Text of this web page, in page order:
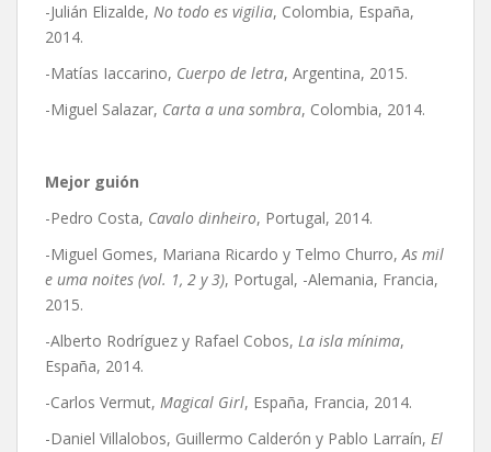
-Julián Elizalde, No todo es vigilia, Colombia, España,
2014.
-Matías Iaccarino, Cuerpo de letra, Argentina, 2015.
-Miguel Salazar, Carta a una sombra, Colombia, 2014.
Mejor guión
-Pedro Costa, Cavalo dinheiro, Portugal, 2014.
-Miguel Gomes, Mariana Ricardo y Telmo Churro,As mil
e uma noites (vol. 1, 2 y 3), Portugal, -Alemania, Francia,
2015.
-Alberto Rodríguez y Rafael Cobos, La isla mínima,
España, 2014.
-Carlos Vermut, Magical Girl, España, Francia, 2014.
-Daniel Villalobos, Guillermo Calderón y Pablo Larraín, El